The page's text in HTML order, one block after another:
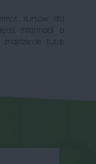
kursów dla
informacji o
tutaj: